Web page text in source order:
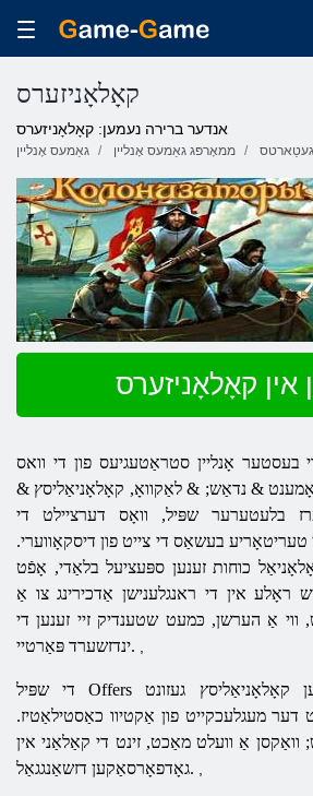
קאָלאָניזערס
אנדער ברירה נעמען: קאָלאָניזערס
גאַמעס אָנליין ממאָרפּג גאַמעס אָנליין
אין קאָלאָניזערס
בעסטער אָנליין סטראַטעגיעס פון די וואס
& נדאַש; & לאַקוואָ, קאָלאָניאַליסץ &
בלעטערער שפּיל, וואָס דערציילט די
טעריטאָריע בעשאַס די צייט פון דיסקאָווערי.
כוחות זענען ספּעציעל בלאַדי, אָפֿט
ראָלע אין די ראנגלענישן אַדכירינג צו אַ
אַ הערשן, כּמעט שטענדיק זיי זענען די
ינדזשערד פּאַרטיי.
די שפּיל Offers אַ טשיקאַווע פּלאַנעווען קאָלאָניאַליסץ געזונט
מעגלעכקייט פון אַקטיוו כאַסטילאַטיז.
וואַקסן אַ וועלט מאַכט, זינט די קאַלאַני אין
גאָדפאָרסאַקען דזשאַנגגאַל.